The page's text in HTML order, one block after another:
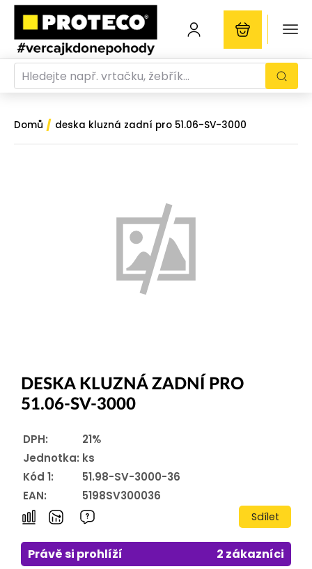
Domů / deska kluzná zadní pro 51.06-SV-3000
DESKA KLUZNÁ ZADNÍ PRO
51.06-SV-3000
DPH:
21%
Jednotka: ks
Kód 1:
51.98-SV-3000-36
EAN:
5198SV300036
Sdílet
Právě si prohlíží
2 zákazníci